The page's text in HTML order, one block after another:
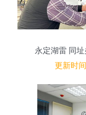
永定湖雷 同
更新时